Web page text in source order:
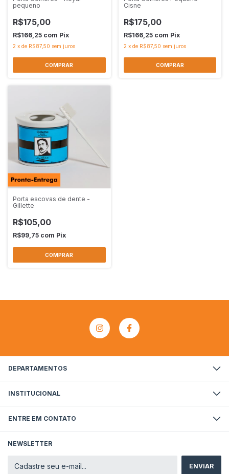
pequeno
R$175,00
R$166,25 com Pix
2 x de R$87,50 sem juros
Cisne
R$175,00
R$166,25 com Pix
2 x de R$87,50 sem juros
Porta escovas de dente -
Gillette
R$105,00
R$99,75 com Pix
DEPARTAMENTOS
INSTITUCIONAL
ENTRE EM CONTATO
NEWSLETTER